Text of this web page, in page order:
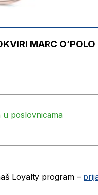
MARC O’POLO
poslovnicama
Loyalty program –